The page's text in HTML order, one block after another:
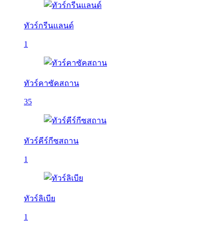
ทัวร์กรีนแลนด์
1
ทัวร์คาซัคสถาน
35
ทัวร์คีร์กีซสถาน
1
ทัวร์ลิเบีย
1